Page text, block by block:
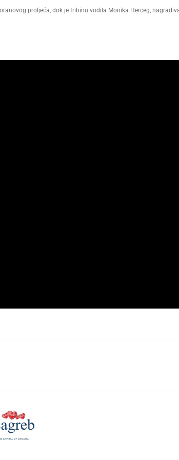
proljeća, dok je tribinu vodila Monika Herceg,